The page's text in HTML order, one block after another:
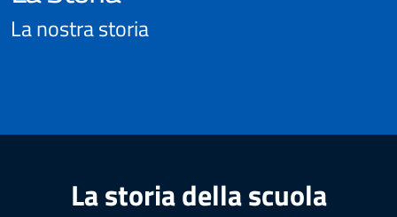
La nostra storia
La storia della scuola